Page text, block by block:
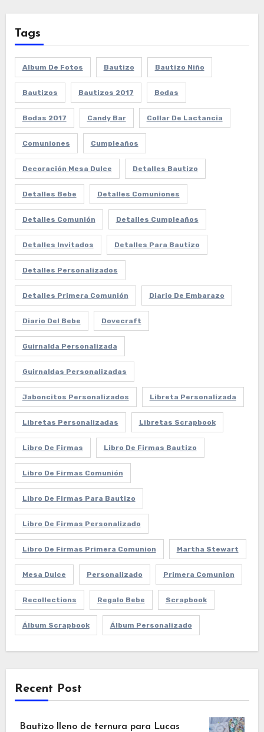
Tags
Album De Fotos Bautizo Bautizo Niño
Bautizos Bautizos 2017 Bodas
Bodas 2017 Candy Bar Collar De Lactancia
Comuniones Cumpleaños
Decoración Mesa Dulce Detalles Bautizo
Detalles Bebe Detalles Comuniones
Detalles Comunión Detalles Cumpleaños
Detalles Invitados Detalles Para Bautizo
Detalles Personalizados
Detalles Primera Comunión Diario De Embarazo
Diario Del Bebe Dovecraft
Guirnalda Personalizada
Guirnaldas Personalizadas
Jaboncitos Personalizados Libreta Personalizada
Libretas Personalizadas Libretas Scrapbook
Libro De Firmas Libro De Firmas Bautizo
Libro De Firmas Comunión
Libro De Firmas Para Bautizo
Libro De Firmas Personalizado
Libro De Firmas Primera Comunion Martha Stewart
Mesa Dulce Personalizado Primera Comunion
Recollections Regalo Bebe Scrapbook
Álbum Scrapbook Álbum Personalizado
Recent Post
Bautizo lleno de ternura para Lucas